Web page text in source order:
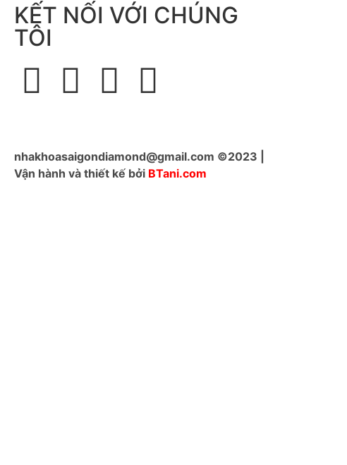
KẾT NỐI VỚI CHÚNG
TÔI
nhakhoasaigondiamond@gmail.com ©2023 |
Vận hành và thiết kế bởi BTani.com